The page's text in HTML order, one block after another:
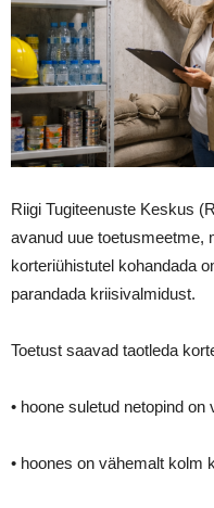
Riigi Tugiteenuste Keskus
avanud uue toetusmeetme,
korteriühistutel kohandada
parandada kriisivalmidust.
Toetust saavad taotleda
• hoone suletud netopind on
• hoones on vähemalt kolm